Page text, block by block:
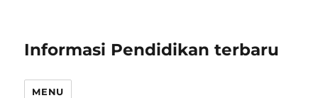
Informasi Pendidikan terbaru
MENU